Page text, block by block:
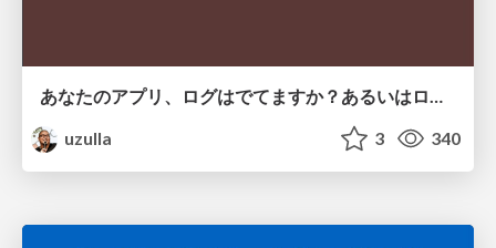
あなたのアプリ、ログはでてますか？あるいはログをだしてますか？ (Funabashi.dev用 軽量版)
uzulla
3 340